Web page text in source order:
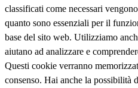
classificati come necessari
quanto sono essenziali per il
base del sito web. Utilizziamo
aiutano ad analizzare e
Questi cookie verranno
consenso. Hai anche la possibilità